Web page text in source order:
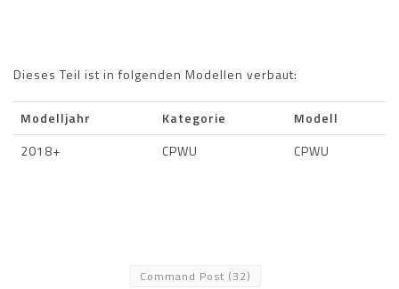
Dieses Teil ist in folgenden Modellen verbaut:
Modelljahr Kategorie
Modell
2018+
CPWU CPWU
Command Post (32)